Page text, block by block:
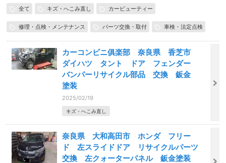
全て キズ・へこみ直し カービューティー
修理・点検・メンテナンス パーツ交換・取付 車検・法定点検
カーコンビニ俱楽部 奈良県 香芝市
ダイハツ タント ドア フェンダー
バンパーリサイクル部品 交換 鈑金
塗装
2025/02/19
キズ・へこみ直し
奈良県 大和高田市 ホンダ フリー
ド 左スライドドア リサイクルパーツ
交換 左クォーターパネル 鈑金塗装